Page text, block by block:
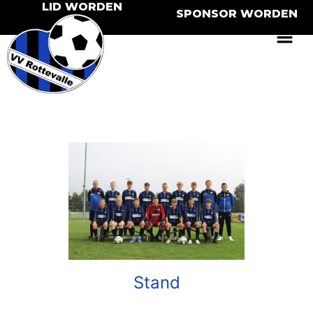
LID WORDEN
SPONSOR WORDEN
Stand